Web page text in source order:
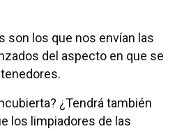
son los que nos envían las
del aspecto en que se
¿Tendrá también
los limpiadores de las